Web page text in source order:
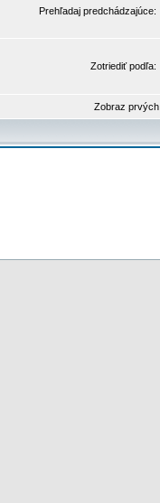
Prehľadaj predchádzajúce:
Zotriediť podľa:
Zobraz prvých